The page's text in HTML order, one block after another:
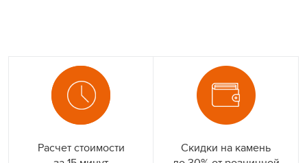
Расчет стоимости
Скидки на камень